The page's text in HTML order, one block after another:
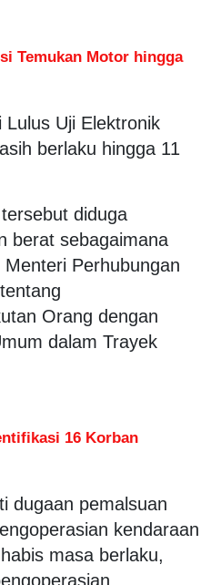
Temukan Motor hingga
Uji Elektronik
berlaku hingga 11
diduga
berat sebagaimana
Perhubungan
Orang dengan
dalam Trayek
16 Korban
dugaan pemalsuan
kendaraan
masa berlaku,